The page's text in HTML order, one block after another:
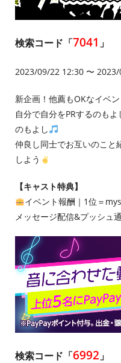
検索コード「7041 」
2023/09/22 12:30 〜
新企画！他薦もOKなイベ
自分で自分をPRするのも
のもよし
仲良し同士でお互いのこ
しよう
【キャスト特典】
イベント報酬｜1位＝
メッセージ配信&プッシュ
検索コード「6992 」